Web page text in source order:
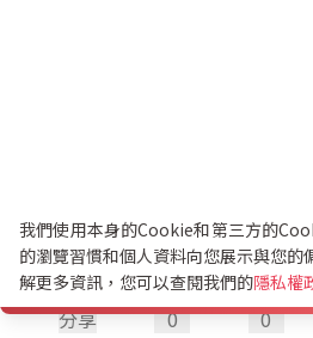
分享 0 0
我們使用本身的Cookie和第三方的
的瀏覽習慣和個人資料向您展示與您的
解更多資訊，您可以查閱我們的隱私權